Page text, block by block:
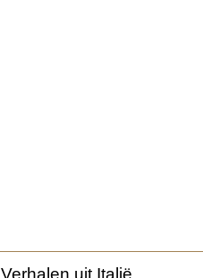
Verhalen uit Italië